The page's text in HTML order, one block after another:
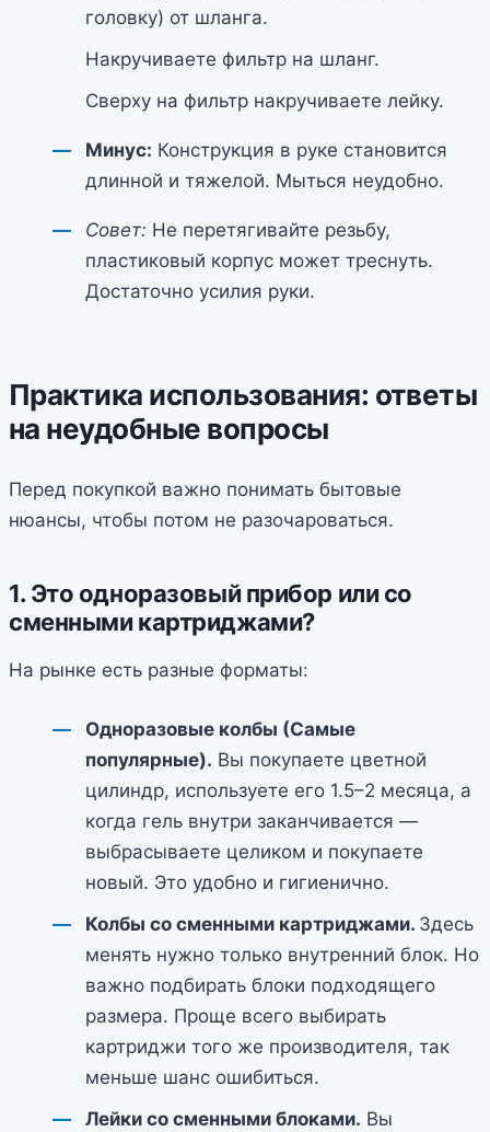
головку) от шланга.
Накручиваете фильтр на шланг.
Сверху на фильтр накручиваете лейку.
Минус: Конструкция в руке становится
длинной и тяжелой. Мыться неудобно.
Совет: Не перетягивайте резьбу,
пластиковый корпус может треснуть.
Достаточно усилия руки.
Практика использования: ответы
на неудобные вопросы
Перед покупкой важно понимать бытовые
нюансы, чтобы потом не разочароваться.
1. Это одноразовый прибор или со
сменными картриджами?
На рынке есть разные форматы:
Одноразовые колбы (Самые
популярные). Вы покупаете цветной
цилиндр, используете его 1.5–2 месяца, а
когда гель внутри заканчивается —
выбрасываете целиком и покупаете
новый. Это удобно и гигиенично.
Колбы со сменными картриджами. Здесь
менять нужно только внутренний блок. Но
важно подбирать блоки подходящего
размера. Проще всего выбирать
картриджи того же производителя, так
меньше шанс ошибиться.
Лейки со сменными блоками. Вы